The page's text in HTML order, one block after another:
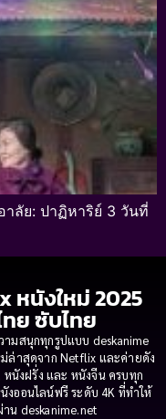
าลัย: ปาฏิหาริย์ 3 วันที่
หนังใหม่ 2025
ย ซับไทย
มสนุกทุกรูปแบบ deskanime
ล่าสุดจาก Netflix และค่ายดัง
หนังฝรั่ง และ หนังจีน ครบทุก
ออนไลน์ฟรี ระดับ 4K ที่ทำให้
น deskanime.net